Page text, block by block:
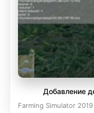
Добавление
Farming Simulator